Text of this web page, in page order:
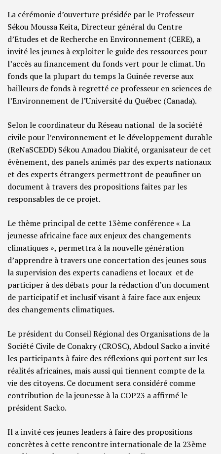
La cérémonie d’ouverture présidée par le Professeur
Sékou Moussa Keita, Directeur général du Centre
d’Etudes et de Recherche en Environnement (CERE), a
invité les jeunes à exploiter le guide des ressources pour
l’accès au financement du fonds vert pour le climat. Un
fonds que la plupart du temps la Guinée reverse aux
bailleurs de fonds à regretté ce professeur en sciences de
l’Environnement de l’Université du Québec (Canada).
Selon le coordinateur du Réseau national de la société
civile pour l’environnement et le développement durable
(ReNaSCEDD) Sékou Amadou Diakité, organisateur de cet
évènement, des panels animés par des experts nationaux
et des experts étrangers permettront de peaufiner un
document à travers des propositions faites par les
responsables de ce projet.
Le thème principal de cette 13ème conférence « La
jeunesse africaine face aux enjeux des changements
climatiques », permettra à la nouvelle génération
d’apprendre à travers une concertation des jeunes sous
la supervision des experts canadiens et locaux et de
participer à des débats pour la rédaction d’un document
de participatif et inclusif visant à faire face aux enjeux
des changements climatiques.
Le président du Conseil Régional des Organisations de la
Société Civile de Conakry (CROSC), Abdoul Sacko a invité
les participants à faire des réflexions qui portent sur les
réalités africaines, mais aussi qui tiennent compte de la
vie des citoyens. Ce document sera considéré comme
contribution de la jeunesse à la COP23 a affirmé le
président Sacko.
Il a invité ces jeunes leaders à faire des propositions
concrètes à cette rencontre internationale de la 23ème